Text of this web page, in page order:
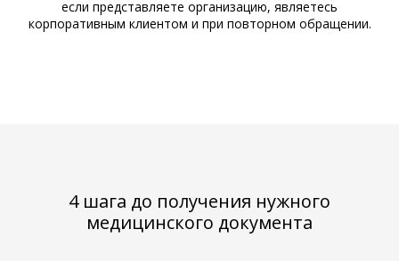
если представляете организацию, являетесь
корпоративным клиентом и при повторном обращении.
4 шага до получения нужного
медицинского документа